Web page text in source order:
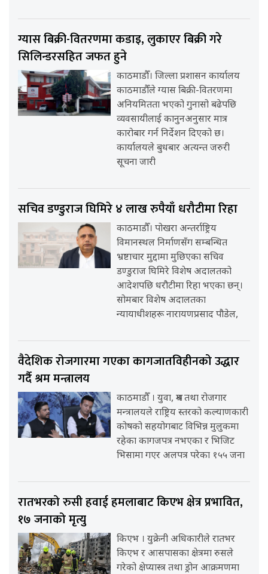
ग्यास बिक्री-वितरणमा कडाइ, लुकाएर बिक्री गरे
सिलिन्डरसहित जफत हुने
काठमाडौँ। जिल्ला प्रशासन कार्यालय
काठमाडौँले ग्यास बिक्री-वितरणमा
अनियमितता भएको गुनासो बढेपछि
व्यवसायीलाई कानुनअनुसार मात्र
कारोबार गर्न निर्देशन दिएको छ।
कार्यालयले बुधबार अत्यन्त जरुरी
सूचना जारी
सचिव डण्डुराज घिमिरे ४ लाख रुपैयाँ धरौटीमा रिहा
काठमाडौँ। पोखरा अन्तर्राष्ट्रिय
विमानस्थल निर्माणसँग सम्बन्धित
भ्रष्टाचार मुद्दामा मुछिएका सचिव
डण्डुराज घिमिरे विशेष अदालतको
आदेशपछि धरौटीमा रिहा भएका छन्।
सोमबार विशेष अदालतका
न्यायाधीशहरू नारायणप्रसाद पौडेल,
वैदेशिक रोजगारमा गएका कागजातविहीनको उद्धार
गर्दै श्रम मन्त्रालय
काठमाडौँ । युवा, श्रम तथा रोजगार
मन्त्रालयले राष्ट्रिय स्तरको कल्याणकारी
कोषको सहयोगबाट विभिन्न मुलुकमा
रहेका कागजपत्र नभएका र भिजिट
भिसामा गएर अलपत्र परेका १५५ जना
रातभरको रुसी हवाई हमलाबाट किएभ क्षेत्र प्रभावित,
१७ जनाको मृत्यु
किएभ । युक्रेनी अधिकारीले रातभर
किएभ र आसपासका क्षेत्रमा रुसले
गरेको क्षेप्यास्त्र तथा ड्रोन आक्रमणमा